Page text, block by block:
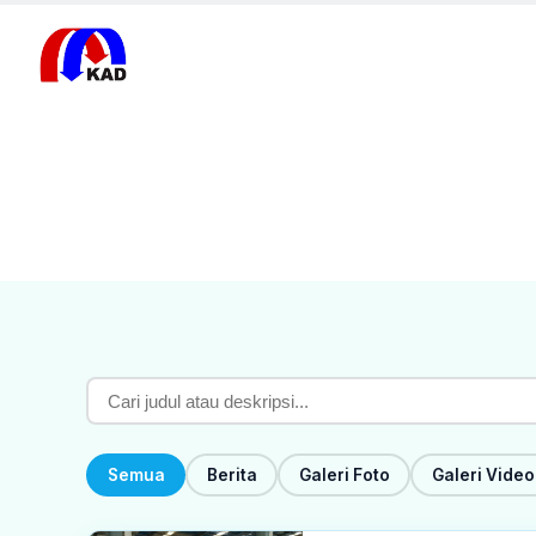
Semua Berita Galeri Foto Galeri Video